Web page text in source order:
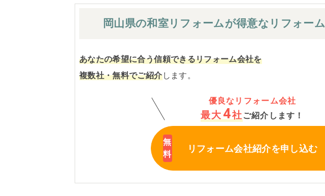
岡山県の和室 リフォームが得意なリフォー
あなたの希望に合う信頼できるリフォーム会社を
複数社・無料でご紹介します。
優良なリフォーム会社
最大 4社 ご紹介します！
リフォーム会社紹介を申し込む